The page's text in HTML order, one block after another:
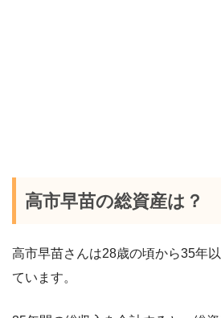
高市早苗の総資産は？
高市早苗さんは28歳の頃から35年
ています。